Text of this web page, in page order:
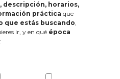
descripción, horarios,
práctica que
que estás buscando,
ir, y en qué época